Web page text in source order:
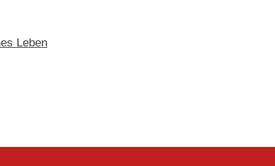
Leben